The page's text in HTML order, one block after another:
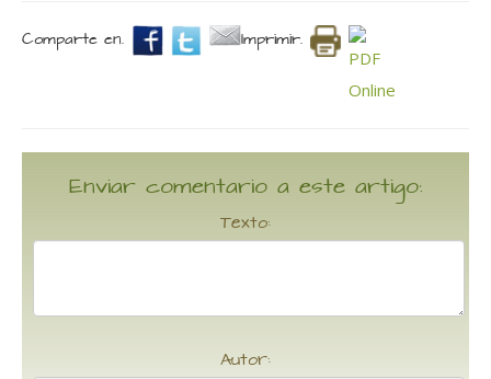
Comparte en. Imprimir.
Enviar comentario a este artigo:
Texto:
Autor: